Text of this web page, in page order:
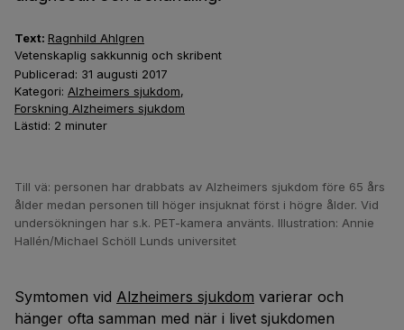
Text: Ragnhild Ahlgren
Vetenskaplig sakkunnig och skribent
Publicerad: 31 augusti 2017
Kategori: Alzheimers sjukdom,
Forskning Alzheimers sjukdom
Lästid: 2 minuter
Till vä: personen har drabbats av Alzheimers sjukdom före 65 års
ålder medan personen till höger insjuknat först i högre ålder. Vid
undersökningen har s.k. PET-kamera använts. Illustration: Annie
Hallén/Michael Schöll Lunds universitet
Symtomen vid Alzheimers sjukdom varierar och
hänger ofta samman med när i livet sjukdomen